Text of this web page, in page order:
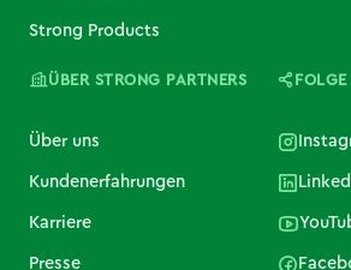
Strong Products
ÜBER STRONG PARTNERS
Über uns
Kundenerfahrungen
Karriere
Presse
FOLGE